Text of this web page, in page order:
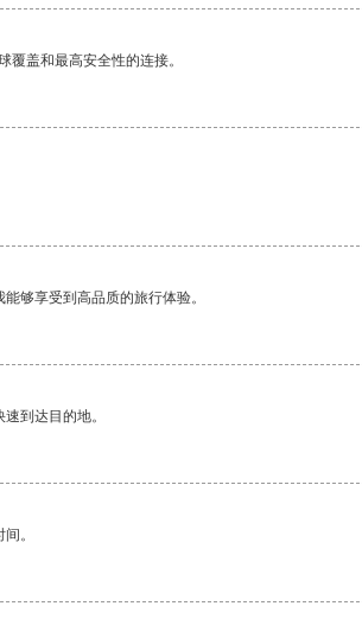
覆盖和最高安全性的连接。
够享受到高品质的旅行体验。
到达目的地。
。